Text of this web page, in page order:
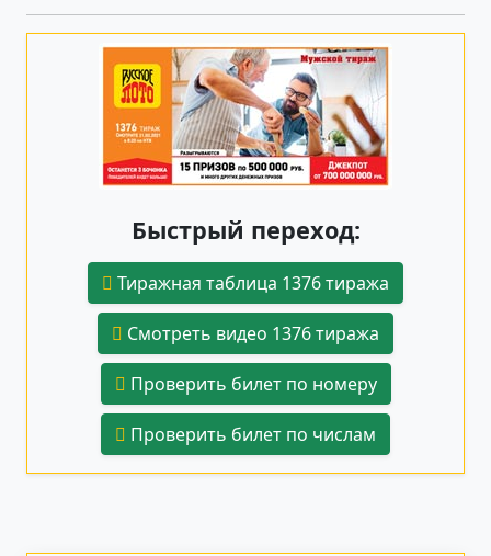
Быстрый переход:
Тиражная таблица 1376 тиража
Смотреть видео 1376 тиража
Проверить билет по номеру
Проверить билет по числам